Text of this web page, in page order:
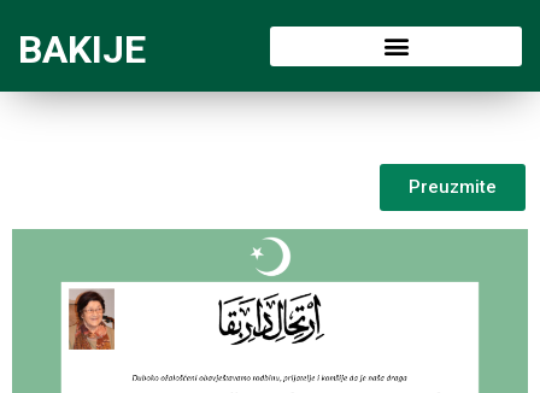
BAKIJE
Preuzmite